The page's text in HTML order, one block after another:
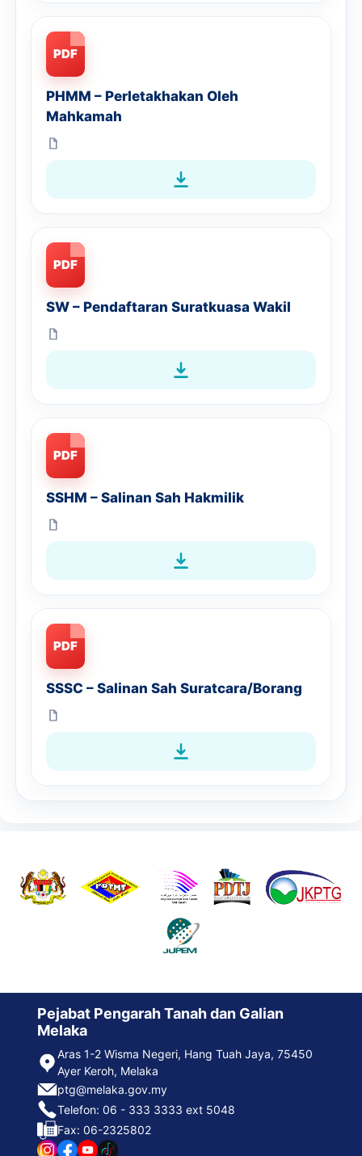
PDF
PHMM – Perletakhakan Oleh
Mahkamah
PDF
SW – Pendaftaran Suratkuasa Wakil
PDF
SSHM – Salinan Sah Hakmilik
PDF
SSSC – Salinan Sah Suratcara/Borang
Pejabat Pengarah Tanah dan Galian
Melaka
Aras 1-2 Wisma Negeri, Hang Tuah Jaya, 75450
Ayer Keroh, Melaka
ptg@melaka.gov.my
Telefon: 06 - 333 3333 ext 5048
Fax: 06-2325802